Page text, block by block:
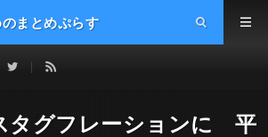
まとめぷらす
タグフレーションに 平